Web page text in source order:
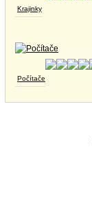
Krajinky
Počítače